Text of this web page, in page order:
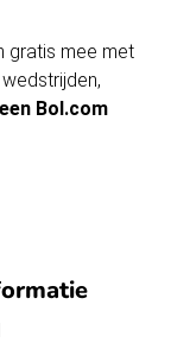
gratis mee met
,
Bol.com